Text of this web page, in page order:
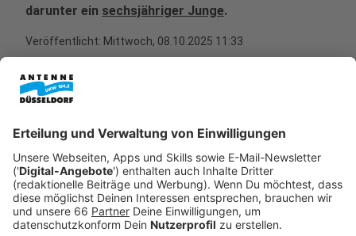
darunter ein sechsjähriger Junge.
Veröffentlicht: Mittwoch, 08.10.2025 11:33
Anzeige
Im kommenden Jahr könnte es eine Alternative geben.
Die FDP hat einen Antrag für die morgige Ratssitzung
vorbereitet.
Anzeige